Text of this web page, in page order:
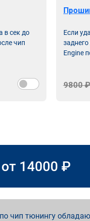
в сек до
чип
Если
Engine
9800 ₽
14000 ₽
чип тюнингу